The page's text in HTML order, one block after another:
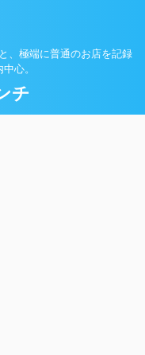
、極端に普通のお店を記録
心。
チ